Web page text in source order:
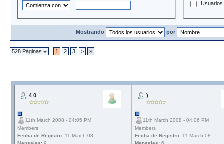
Usuarios
Mostrando por
528 Páginas 1 2 3 > »
4 0
11th March 2008 - 04:05 PM
Members
Fecha de Registro: 11-March 08
)
11th March 2008 - 04:06 PM
Members
Fecha de Registro: 11-March 08